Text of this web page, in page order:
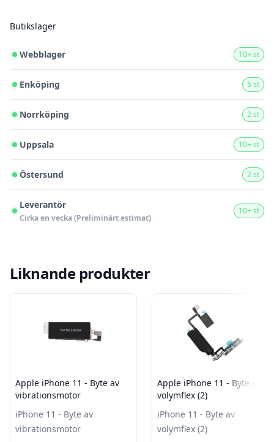
Butikslager
Webblager 10+ st
Enköping 5 st
Norrköping 2 st
Uppsala 10+ st
Östersund 2 st
Leverantör
Cirka en vecka (Preliminärt estimat)
10+ st
Liknande produkter
Apple iPhone 11 - Byte av
vibrationsmotor
iPhone 11 - Byte av
vibrationsmotor
Apple iPhone 11 - Byte av
volymflex (2)
iPhone 11 - Byte av
volymflex (2)